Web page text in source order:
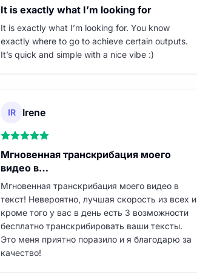
It is exactly what I’m looking for
It is exactly what I’m looking for. You know
exactly where to go to achieve certain outputs.
It’s quick and simple with a nice vibe :)
IR Irene
Мгновенная транскрибация моего
видео в…
Мгновенная транскрибация моего видео в
текст! Невероятно, лучшая скорость из всех и
кроме того у вас в день есть 3 возможности
бесплатно транскрибировать ваши тексты.
Это меня приятно поразило и я благодарю за
качество!